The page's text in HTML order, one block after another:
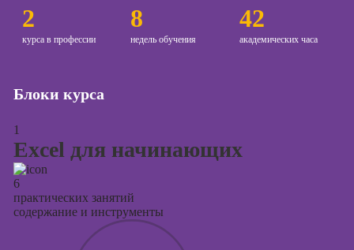
Курсы
копирайтинга
2
курса в профессии
8
недель обучения
42
академических часа
Блоки курса
1
Excel для начинающих
6
практических занятий
содержание и инструменты